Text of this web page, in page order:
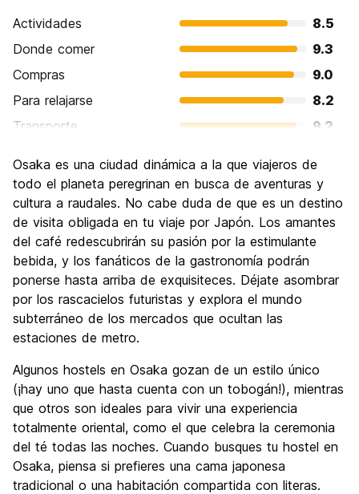
Actividades
8.5
Donde comer
9.3
Compras
9.0
Para relajarse
8.2
Transporte
9.2
Cultura
8.4
Fiesta
8.5
Calidad Precio
8.4
Osaka es una ciudad dinámica a la que viajeros de
todo el planeta peregrinan en busca de aventuras y
cultura a raudales. No cabe duda de que es un destino
de visita obligada en tu viaje por Japón. Los amantes
del café redescubrirán su pasión por la estimulante
bebida, y los fanáticos de la gastronomía podrán
ponerse hasta arriba de exquisiteces. Déjate asombrar
por los rascacielos futuristas y explora el mundo
subterráneo de los mercados que ocultan las
estaciones de metro.
Algunos hostels en Osaka gozan de un estilo único
(¡hay uno que hasta cuenta con un tobogán!), mientras
que otros son ideales para vivir una experiencia
totalmente oriental, como el que celebra la ceremonia
del té todas las noches. Cuando busques tu hostel en
Osaka, piensa si prefieres una cama japonesa
tradicional o una habitación compartida con literas.